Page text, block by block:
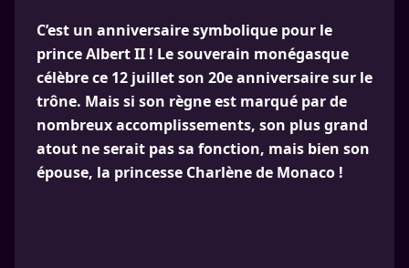
C’est un anniversaire symbolique pour le
prince Albert II ! Le souverain monégasque
célèbre ce 12 juillet son 20e anniversaire sur le
trône. Mais si son règne est marqué par de
nombreux accomplissements, son plus grand
atout ne serait pas sa fonction, mais bien son
épouse, la princesse Charlène de Monaco !